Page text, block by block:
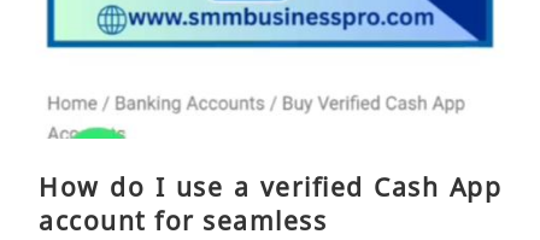
How do I use a verified Cash App
account for seamless